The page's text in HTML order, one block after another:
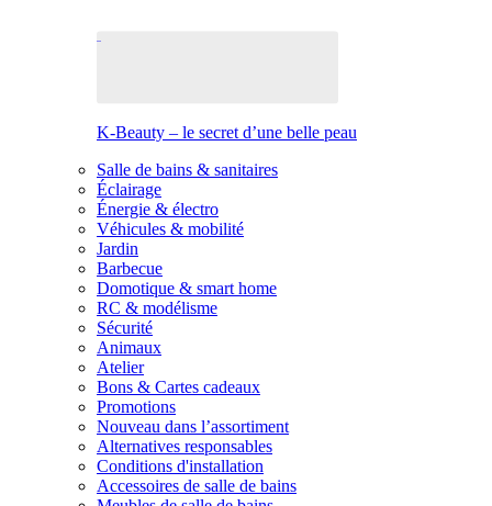
K-Beauty – le secret d’une belle peau
Salle de bains & sanitaires
Éclairage
Énergie & électro
Véhicules & mobilité
Jardin
Barbecue
Domotique & smart home
RC & modélisme
Sécurité
Animaux
Atelier
Bons & Cartes cadeaux
Promotions
Nouveau dans l’assortiment
Alternatives responsables
Conditions d'installation
Accessoires de salle de bains